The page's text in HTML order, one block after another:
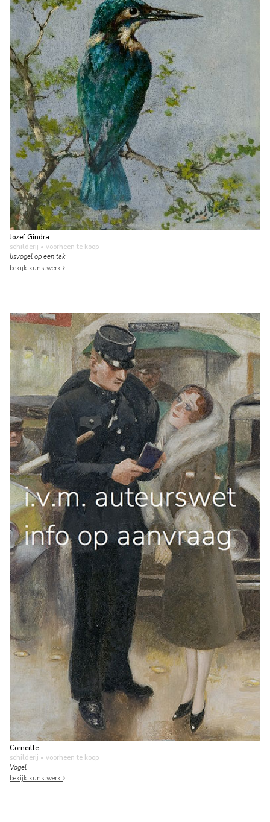
Jozef Gindra
schilderij • voorheen te koop
IJsvogel op een tak
bekijk kunstwerk
Corneille
schilderij • voorheen te koop
Vogel
bekijk kunstwerk